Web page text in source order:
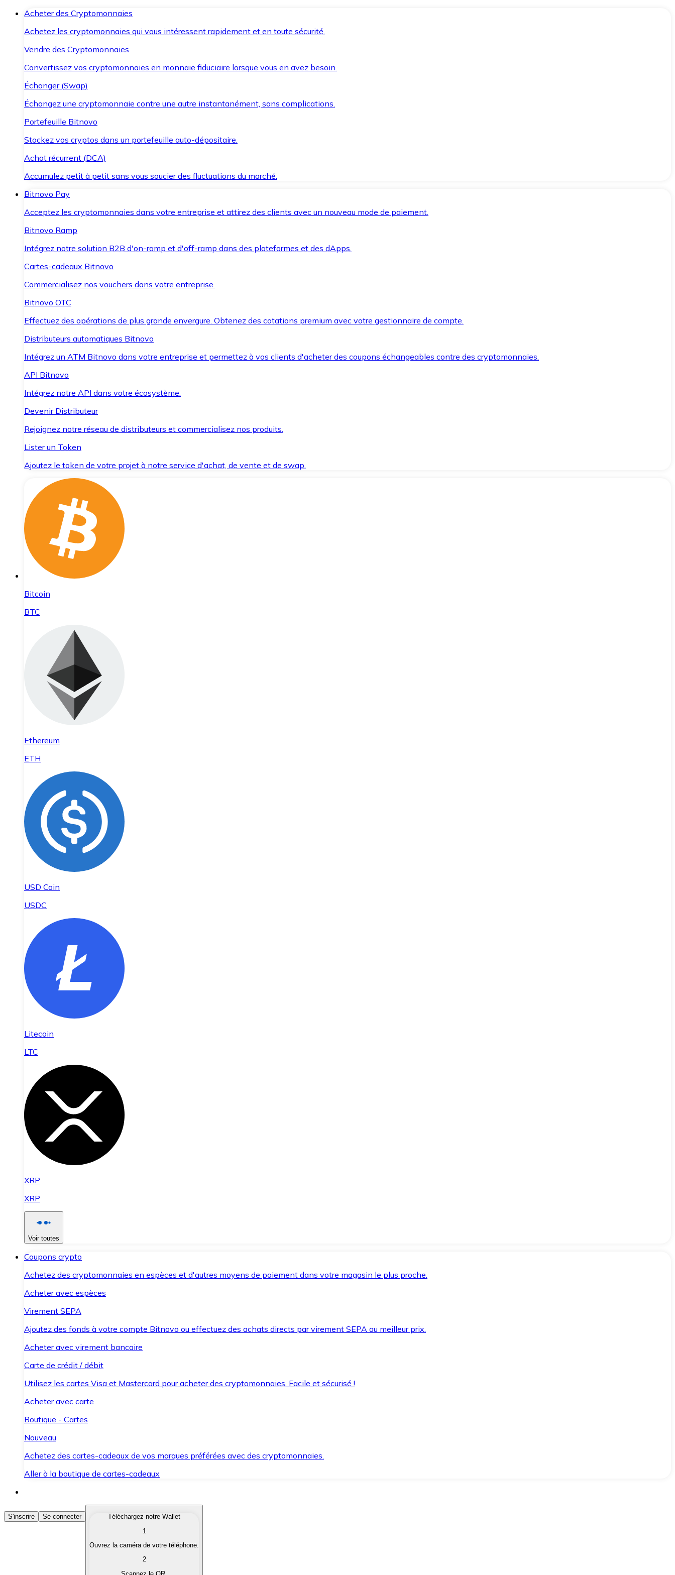
Acheter des Cryptomonnaies
Achetez les cryptomonnaies qui vous intéressent rapidement et en toute sécurité.
Vendre des Cryptomonnaies
Convertissez vos cryptomonnaies en monnaie fiduciaire lorsque vous en avez besoin.
Échanger (Swap)
Échangez une cryptomonnaie contre une autre instantanément, sans complications.
Portefeuille Bitnovo
Stockez vos cryptos dans un portefeuille auto-dépositaire.
Achat récurrent (DCA)
Accumulez petit à petit sans vous soucier des fluctuations du marché.
Bitnovo Pay
Acceptez les cryptomonnaies dans votre entreprise et attirez des clients avec un nouveau mode de paiement.
Bitnovo Ramp
Intégrez notre solution B2B d'on-ramp et d'off-ramp dans des plateformes et des dApps.
Cartes-cadeaux Bitnovo
Commercialisez nos vouchers dans votre entreprise.
Bitnovo OTC
Effectuez des opérations de plus grande envergure. Obtenez des cotations premium avec votre gestionnaire de compte.
Distributeurs automatiques Bitnovo
Intégrez un ATM Bitnovo dans votre entreprise et permettez à vos clients d'acheter des coupons échangeables contre des cryptomonnaies.
API Bitnovo
Intégrez notre API dans votre écosystème.
Devenir Distributeur
Rejoignez notre réseau de distributeurs et commercialisez nos produits.
Lister un Token
Ajoutez le token de votre projet à notre service d'achat, de vente et de swap.
Bitcoin
BTC
Ethereum
ETH
USD Coin
USDC
Litecoin
LTC
XRP
XRP
Voir toutes
Coupons crypto
Achetez des cryptomonnaies en espèces et d'autres moyens de paiement dans votre magasin le plus proche.
Acheter avec espèces
Virement SEPA
Ajoutez des fonds à votre compte Bitnovo ou effectuez des achats directs par virement SEPA au meilleur prix.
Acheter avec virement bancaire
Carte de crédit / débit
Utilisez les cartes Visa et Mastercard pour acheter des cryptomonnaies. Facile et sécurisé !
Acheter avec carte
Boutique - Cartes
Nouveau
Achetez des cartes-cadeaux de vos marques préférées avec des cryptomonnaies.
Aller à la boutique de cartes-cadeaux
Acheter des Cryptomonnaies
Achetez les cryptomonnaies qui vous intéressent rapidement et en toute sécurité.
Convertissez vos cryptomonnaies en monnaie fiduciaire lorsque vous en avez besoin.
S'inscrire Se connecter
Téléchargez notre Wallet
1
Ouvrez la caméra de votre téléphone.
2